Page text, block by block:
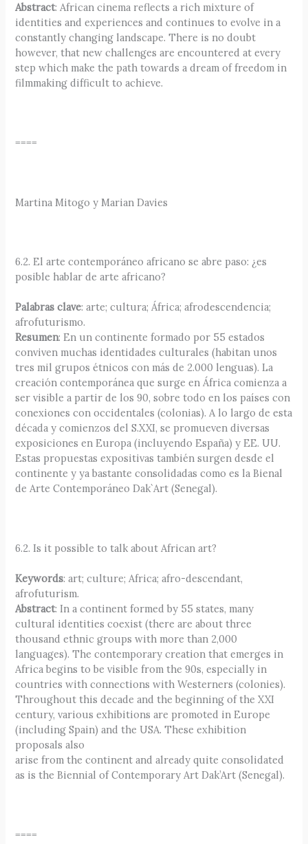
Abstract: African cinema reflects a rich mixture of
identities and experiences and continues to evolve in a
constantly changing landscape. There is no doubt
however, that new challenges are encountered at every
step which make the path towards a dream of freedom in
filmmaking difficult to achieve.
====
Martina Mitogo y Marian Davies
6.2. El arte contemporáneo africano se abre paso: ¿es
posible hablar de arte africano?
Palabras clave: arte; cultura; África; afrodescendencia;
afrofuturismo.
Resumen: En un continente formado por 55 estados
conviven muchas identidades culturales (habitan unos
tres mil grupos étnicos con más de 2.000 lenguas). La
creación contemporánea que surge en África comienza a
ser visible a partir de los 90, sobre todo en los países con
conexiones con occidentales (colonias). A lo largo de esta
década y comienzos del S.XXI, se promueven diversas
exposiciones en Europa (incluyendo España) y EE. UU.
Estas propuestas expositivas también surgen desde el
continente y ya bastante consolidadas como es la Bienal
de Arte Contemporáneo Dak`Art (Senegal).
6.2. Is it possible to talk about African art?
Keywords: art; culture; Africa; afro-descendant,
afrofuturism.
Abstract: In a continent formed by 55 states, many
cultural identities coexist (there are about three
thousand ethnic groups with more than 2,000
languages). The contemporary creation that emerges in
Africa begins to be visible from the 90s, especially in
countries with connections with Westerners (colonies).
Throughout this decade and the beginning of the XXI
century, various exhibitions are promoted in Europe
(including Spain) and the USA. These exhibition
proposals also
arise from the continent and already quite consolidated
as is the Biennial of Contemporary Art Dak’Art (Senegal).
====